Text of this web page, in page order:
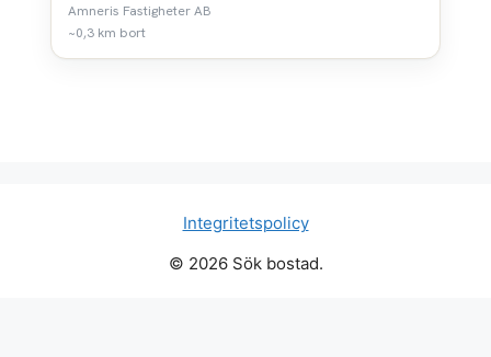
Amneris Fastigheter AB
~0,3 km bort
Integritetspolicy
© 2026 Sök bostad.